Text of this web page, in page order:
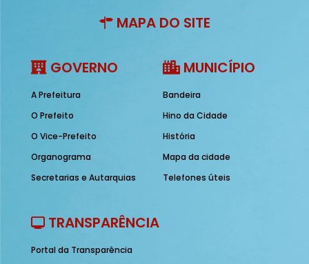
MAPA DO SITE
GOVERNO
A Prefeitura
O Prefeito
O Vice-Prefeito
Organograma
Secretarias e Autarquias
MUNICÍPIO
Bandeira
Hino da Cidade
História
Mapa da cidade
Telefones úteis
TRANSPARÊNCIA
Portal da Transparência